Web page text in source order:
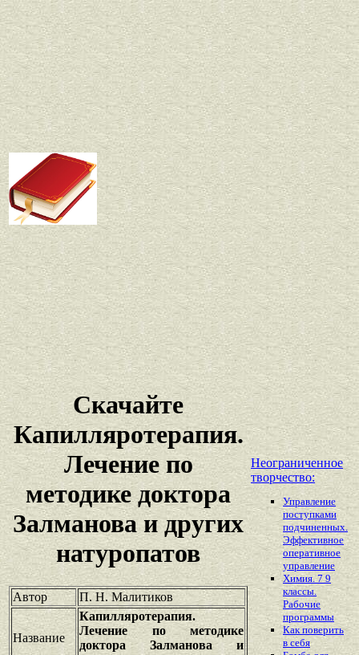
Скачайте
Капилляротерапия.
Лечение по
методике доктора
Залманова и других
натуропатов
Автор П. Н. Малитиков
Название
Капилляротерапия.
Лечение по методике
доктора Залманова и
Неограниченное
творчество:
Управление
поступками
подчиненных.
Эффективное
оперативное
управление
Химия. 7 9
классы.
Рабочие
программы
Как поверить
в себя